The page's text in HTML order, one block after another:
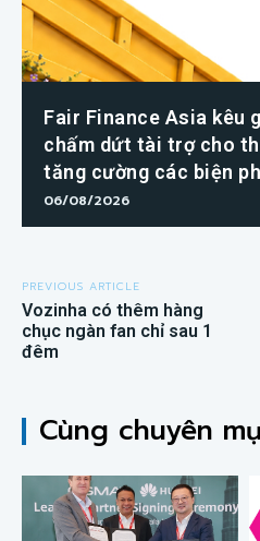
Fair Finance Asia kêu
chấm dứt tài trợ cho
tăng cường các biện
06/08/2026
PREVIOUS ARTICLE
Vozinha có thêm hàng
chục ngàn fan chỉ sau 1
đêm
Cùng chuyên